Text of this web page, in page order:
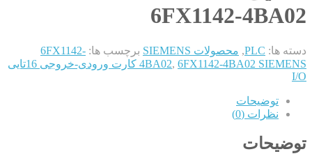
6FX1142-4BA02
دسته ها: PLC
, محصولات SIEMENS برچسب ها: 6FX1142-
4BA02,
6FX1142-4BA02 SIEMENS کارت ورودی-خروجی 16تایی
I/O
توضیحات
نظرات (0)
توضیحات